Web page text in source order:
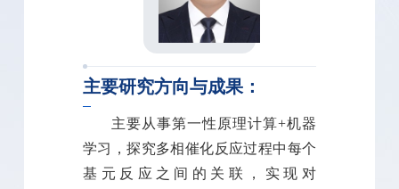
主要研究方向与成果：
主要从事第一性原理计算+机器
学习，探究多相催化反应过程中每个
基元反应之间的关联，实现对